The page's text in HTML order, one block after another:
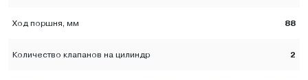
Ход поршня, мм 88
Количество клапанов на цилиндр 2